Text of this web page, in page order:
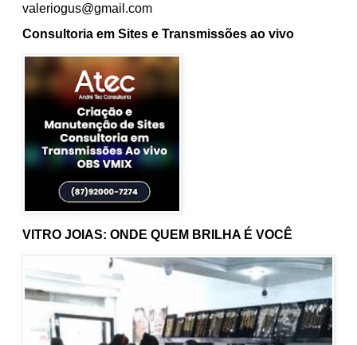
VITRO JOIAS: ONDE QUEM BRILHA É VOCÊ
valeriogus@gmail.com
Consultoria em Sites e Transmissões ao vivo